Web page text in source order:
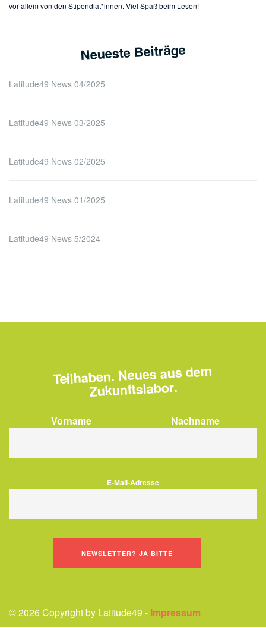
vor allem von den Stipendiat*innen. Viel Spaß beim Lesen!
Neueste Beiträge
Latitude49 News 04/2025
Latitude49 News 03/2025
Latitude49 News 02/2025
Latitude49 News 01/2025
Latitude49 News 5/2024
Teilhaben. Neues aus dem
Zukunftslabor.
Vorname Nachname
E-Mail-Adresse
© 2026 Copyright by Latitude49 - Impressum